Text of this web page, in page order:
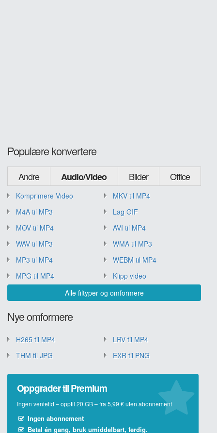
Populære konvertere
Andre Audio/Video Bilder Office
Komprimere Video
MKV til MP4
M4A til MP3
Lag GIF
MOV til MP4
AVI til MP4
WAV til MP3
WMA til MP3
MP3 til MP4
WEBM til MP4
MPG til MP4
Klipp video
Alle filtyper og omformere
Nye omformere
H265 til MP4
LRV til MP4
THM til JPG
EXR til PNG
Oppgrader til Premium
Ingen ventetid – opptil 20 GB – fra 5,99 € uten abonnement
Ingen abonnement
Betal én gang, bruk umiddelbart, ferdig.